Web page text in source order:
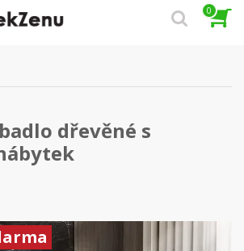
0
dřevěné s